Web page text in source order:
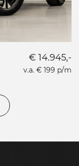
€ 14.945,-
v.a. € 199 p/m